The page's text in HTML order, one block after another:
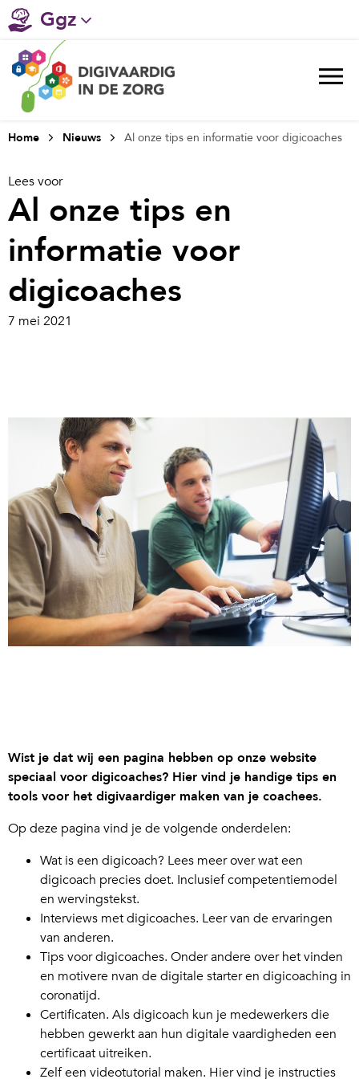
Ggz
Gehandicaptenzorg
Verpleeghuiszorg & Zorg thuis
Ziekenhuizen
Huisartsenzorg
Welzijn / sociaal werk
Home Nieuws Al onze tips en informatie voor digicoaches
Lees voor
Al onze tips en
informatie voor
digicoaches
7 mei 2021
Wist je dat wij een pagina hebben op onze website
speciaal voor digicoaches? Hier vind je handige tips en
tools voor het digivaardiger maken van je coachees.
Op deze pagina vind je de volgende onderdelen:
Wat is een digicoach? Lees meer over wat een
digicoach precies doet. Inclusief competentiemodel
en wervingstekst.
Interviews met digicoaches. Leer van de ervaringen
van anderen.
Tips voor digicoaches. Onder andere over het vinden
en motivere nvan de digitale starter en digicoaching in
coronatijd.
Certificaten. Als digicoach kun je medewerkers die
hebben gewerkt aan hun digitale vaardigheden een
certificaat uitreiken.
Zelf een videotutorial maken. Hier vind je instructies